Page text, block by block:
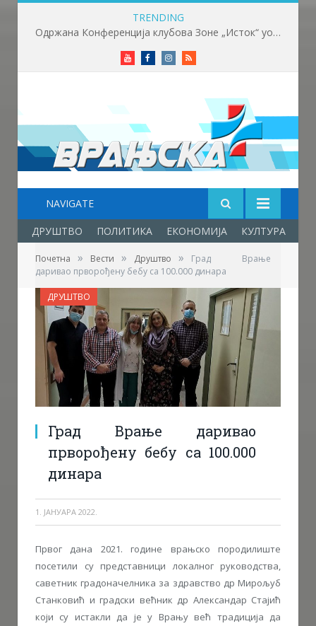
TRENDING
Одржана Конференција клубова Зоне „Исток“ уочи почетка нове сезоне
YoutubeFacebookInstagram
RSS
NAVIGATE
ДРУШТВО ПОЛИТИКА ЕКОНОМИЈА КУЛТУРА
Почетна » Вести » Друштво »
Град Врање
даривао прворођену бебу са 100.000 динара
Град Врање даривао
прворођену бебу са 100.000
динара
1. ЈАНУАРА 2022.
ДРУШТВО
Првог дана 2021. године врањско породилиште
посетили су представници локалног руководства,
саветник градоначелника за здравство др Мирољуб
Станковић и градски већник др Александар Стајић
који су истакли да је у Врању већ традиција да